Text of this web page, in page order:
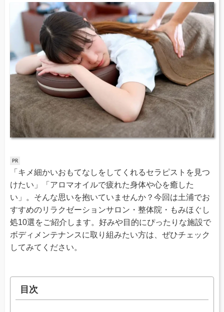
「キメ細かいおもてなしをしてくれるセラピストを見つ
けたい」「アロマオイルで疲れた身体や心を癒した
い」。そんな思いを抱いていませんか？今回は土浦でお
すすめのリラクゼーションサロン・整体院・もみほぐし
処10選をご紹介します。好みや目的にぴったりな施設で
ボディメンテナンスに取り組みたい方は、ぜひチェック
してみてください。
目次